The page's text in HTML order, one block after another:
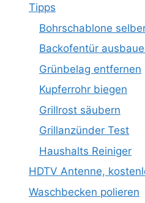
Tipps
Bohrschablone
Backofentür
Grünbelag entfernen
Kupferrohr biegen
Grillrost säubern
Grillanzünder Test
Haushalts Reiniger
HDTV Antenne,
Waschbecken polieren